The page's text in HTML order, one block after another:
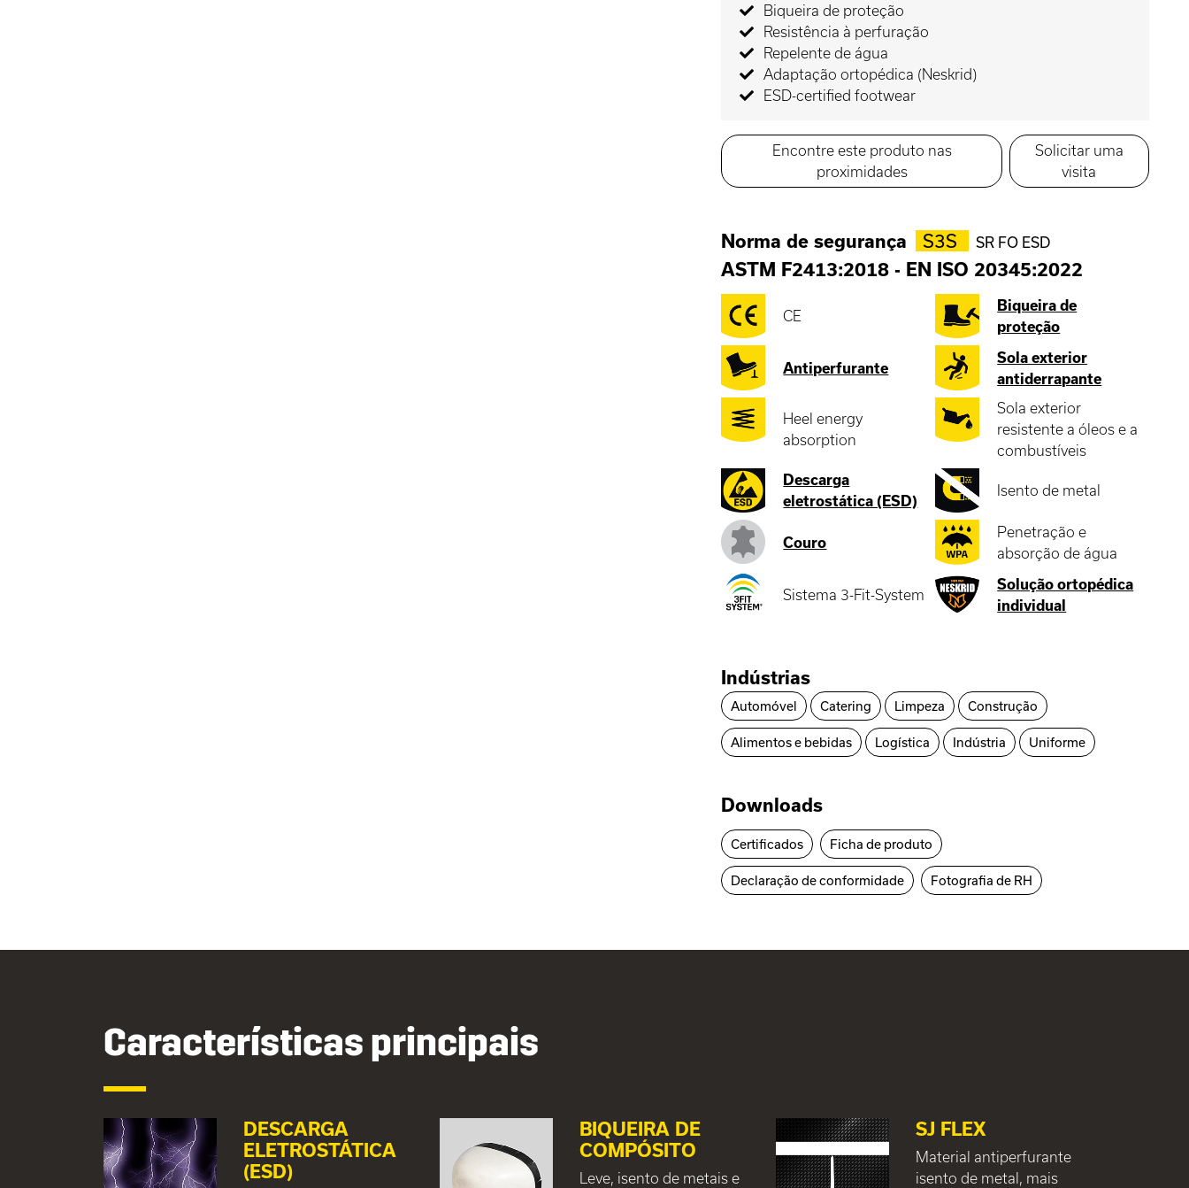
Biqueira de proteção
Resistência à perfuração
Repelente de água
Adaptação ortopédica (Neskrid)
ESD-certified footwear
Encontre este produto nas
proximidades
Solicitar uma
visita
Norma de segurança S3S SR FO ESD
ASTM F2413:2018 - EN ISO 20345:2022
CE
Biqueira de
proteção
Antiperfurante
Sola exterior
antiderrapante
Heel energy
absorption
Sola exterior
resistente a óleos e a
combustíveis
Descarga
eletrostática (ESD)
Isento de metal
Couro
Penetração e
absorção de água
Sistema 3-Fit-System
Solução ortopédica
individual
Indústrias
Automóvel Catering Limpeza Construção
Alimentos e bebidas Logística Indústria Uniforme
Downloads
Certificados Ficha de produto
Declaração de conformidade Fotografia de RH
Características principais
DESCARGA
ELETROSTÁTICA
(ESD)
BIQUEIRA DE
COMPÓSITO
Leve, isento de metais e
SJ FLEX
Material antiperfurante
isento de metal, mais